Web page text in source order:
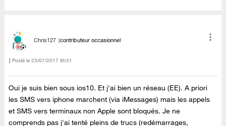
Chris127 contributeur occasionnel
Posté le ‎23/07/2017 8h31
Oui je suis bien sous ios10. Et j'ai bien un réseau (EE). A priori
les SMS vers iphone marchent (via iMessages) mais les appels
et SMS vers terminaux non Apple sont bloqués. Je ne
comprends pas j'ai tenté pleins de trucs (redémarrages,